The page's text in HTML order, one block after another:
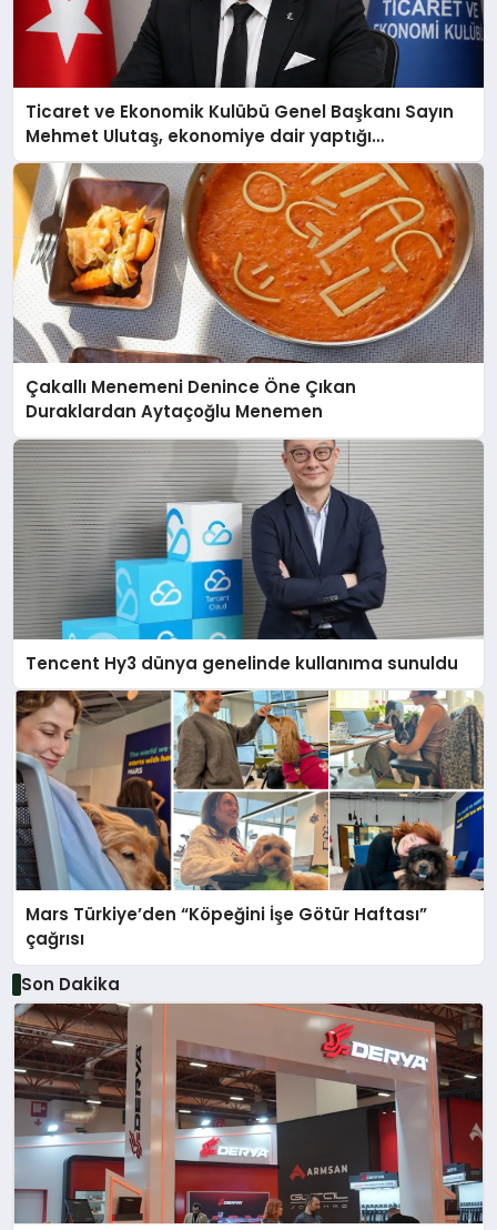
Ticaret ve Ekonomik Kulübü Genel Başkanı Sayın
Mehmet Ulutaş, ekonomiye dair yaptığı
açıklamada şunları kaydetti:
Çakallı Menemeni Denince Öne Çıkan
Duraklardan Aytaçoğlu Menemen
Tencent Hy3 dünya genelinde kullanıma sunuldu
Mars Türkiye’den “Köpeğini İşe Götür Haftası”
çağrısı
Son Dakika